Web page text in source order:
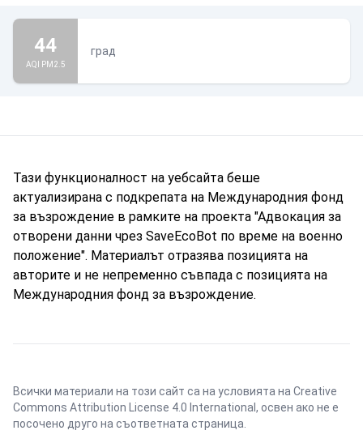
44
AQI PM2.5
град
Тази функционалност на уебсайта беше
актуализирана с подкрепата на Международния фонд
за възрождение в рамките на проекта "Адвокация за
отворени данни чрез SaveEcoBot по време на военно
положение". Материалът отразява позицията на
авторите и не непременно съвпада с позицията на
Международния фонд за възрождение.
Всички материали на този сайт са на условията на Creative
Commons Attribution License 4.0 International , освен ако не е
посочено друго на съответната страница.